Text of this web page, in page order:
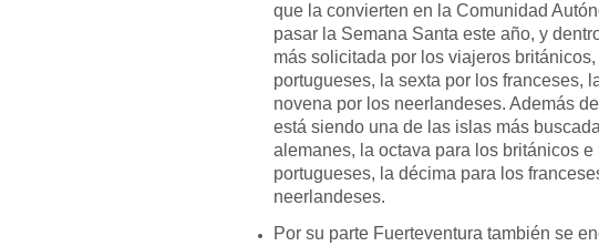
que la convierten en la Comunidad
pasar la Semana Santa este año, y
más solicitada por los viajeros
portugueses, la sexta por los franceses,
novena por los neerlandeses. Además
está siendo una de las islas más
alemanes, la octava para los británicos
portugueses, la décima para los
neerlandeses.
Por su parte Fuerteventura también se